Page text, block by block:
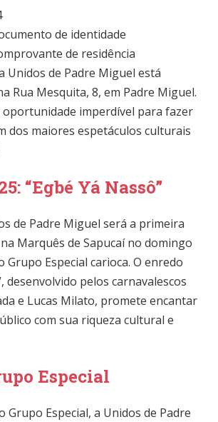
de identidade
de residência
Unidos de Padre Miguel está
Rua Mesquita, 8, em Padre Miguel.
oportunidade imperdível para fazer
dos maiores espetáculos culturais
“Egbé Yá Nassô”
de Padre Miguel será a primeira
Marquês de Sapucaí no domingo
Grupo Especial carioca. O enredo
desenvolvido pelos carnavalescos
e Lucas Milato, promete encantar
com sua riqueza cultural e
Especial
Especial, a Unidos de Padre